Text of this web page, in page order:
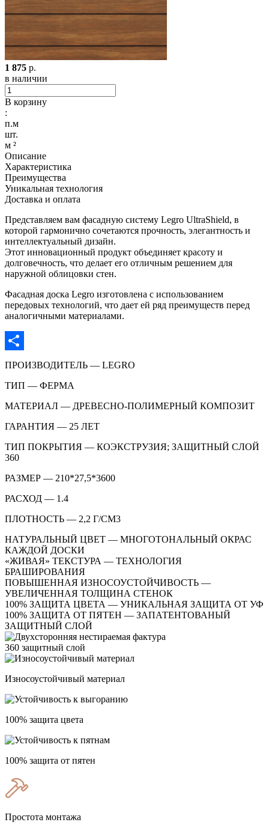
1 875 р.
в наличии
В корзину
:
п.м
шт.
м ²
Описание
Характеристика
Преимущества
Уникальная технология
Доставка и оплата
Представляем вам фасадную систему Legro UltraShield, в
которой гармонично сочетаются прочность, элегантность и
интеллектуальный дизайн.
Этот инновационный продукт объединяет красоту и
долговечность, что делает его отличным решением для
наружной облицовки стен.
Фасадная доска Legro изготовлена с использованием
передовых технологий, что дает ей ряд преимуществ перед
аналогичными материалами.
Отправить
ПРОИЗВОДИТЕЛЬ — LEGRO
ТИП — ФЕРМА
МАТЕРИАЛ — ДРЕВЕСНО-ПОЛИМЕРНЫЙ КОМПОЗИТ
ГАРАНТИЯ — 25 ЛЕТ
ТИП ПОКРЫТИЯ — КОЭКСТРУЗИЯ; ЗАЩИТНЫЙ СЛОЙ
360
РАЗМЕР — 210*27,5*3600
РАСХОД — 1.4
ПЛОТНОСТЬ — 2,2 Г/СМ3
НАТУРАЛЬНЫЙ ЦВЕТ — МНОГОТОНАЛЬНЫЙ ОКРАС
КАЖДОЙ ДОСКИ
«ЖИВАЯ» ТЕКСТУРА — ТЕХНОЛОГИЯ
БРАШИРОВАНИЯ
ПОВЫШЕННАЯ ИЗНОСОУСТОЙЧИВОСТЬ —
УВЕЛИЧЕННАЯ ТОЛЩИНА СТЕНОК
100% ЗАЩИТА ЦВЕТА — УНИКАЛЬНАЯ ЗАЩИТА ОТ УФ
100% ЗАЩИТА ОТ ПЯТЕН — ЗАПАТЕНТОВАНЫЙ
ЗАЩИТНЫЙ СЛОЙ
360 защитный слой
Износоустойчивый материал
100% защита цвета
100% защита от пятен
Простота монтажа